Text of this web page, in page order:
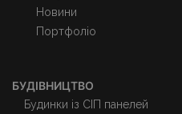
Новини
Портфоліо
БУДІВНИЦТВО
Будинки із СІП панелей